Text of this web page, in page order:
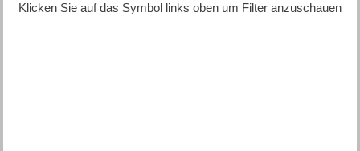
Klicken Sie auf das Symbol links oben um Filter anzuschauen